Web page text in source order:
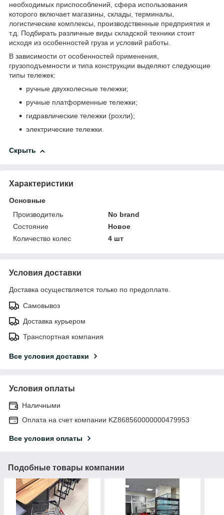
необходимых приспособлений, сфера использования
которого включает магазины, склады, терминалы,
логистические комплексы, производственные предприятия и
т.д. Подбирать различные виды складской техники стоит
исходя из особенностей груза и условий работы.
В зависимости от особенностей применения,
грузоподъемности и типа конструкции выделяют следующие
типы тележек:
ручные двухколесные тележки;
ручные платформенные тележки;
гидравлические тележки (рохли);
электрические тележки.
Скрыть
Характеристики
Основные
Производитель
No brand
Состояние
Новое
Количество колес
4 шт
Условия доставки
Доставка осуществляется только по предоплате.
Самовывоз
Доставка курьером
Транспортная компания
Все условия доставки
Условия оплаты
Наличными
Оплата на счет компании KZ868560000000479953
Все условия оплаты
Подобные товары компании